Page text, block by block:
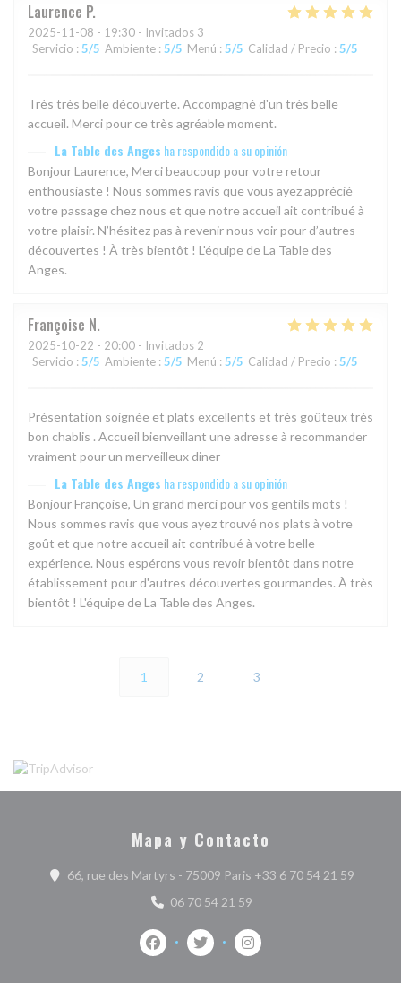
Laurence P
2025-11-08 - 19:30 - Invitados 3
Servicio : 5/5 Ambiente : 5/5 Menú : 5/5 Calidad / Precio : 5/5
Très très belle découverte. Accompagné d'un très belle
accueil. Merci pour ce très agréable moment.
La Table des Anges ha respondido a su opinión
Bonjour Laurence, Merci beaucoup pour votre retour
enthousiaste ! Nous sommes ravis que vous ayez apprécié
votre passage chez nous et que notre accueil ait contribué à
votre plaisir. N’hésitez pas à revenir nous voir pour d’autres
découvertes ! À très bientôt ! L'équipe de La Table des
Anges.
Françoise N
2025-10-22 - 20:00 - Invitados 2
Servicio : 5/5 Ambiente : 5/5 Menú : 5/5 Calidad / Precio : 5/5
Présentation soignée et plats excellents et très goûteux très
bon chablis . Accueil bienveillant une adresse à recommander
vraiment pour un merveilleux diner
La Table des Anges ha respondido a su opinión
Bonjour Françoise, Un grand merci pour vos gentils mots !
Nous sommes ravis que vous ayez trouvé nos plats à votre
goût et que notre accueil ait contribué à votre belle
expérience. Nous espérons vous revoir bientôt dans notre
établissement pour d'autres découvertes gourmandes. À très
bientôt ! L'équipe de La Table des Anges.
1 2 3
Mapa y Contacto
66, rue des Martyrs - 75009 Paris +33 6 70 54 21 59‬
06 70 54 21 59
Facebook ((abre en una nueva ventana))
Twitter ((abre en una nueva
Instagram ((abre en una